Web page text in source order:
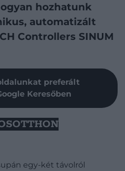
hozhatunk
automatizált
Controllers SINUM
preferált
Keresőben
egy-két távolról